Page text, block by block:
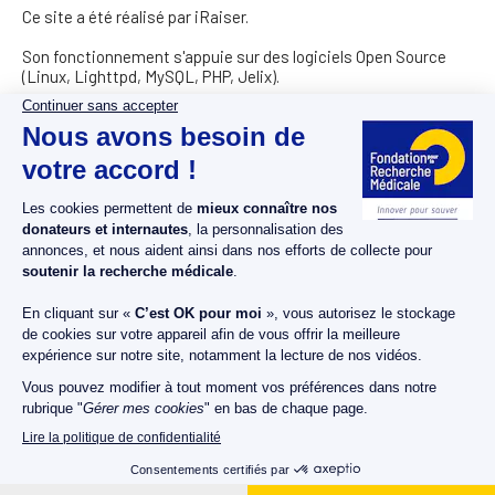
Ce site a été réalisé par iRaiser.
Son fonctionnement s'appuie sur des logiciels Open Source
(Linux, Lighttpd, MySQL, PHP, Jelix).
Crédits
Contact